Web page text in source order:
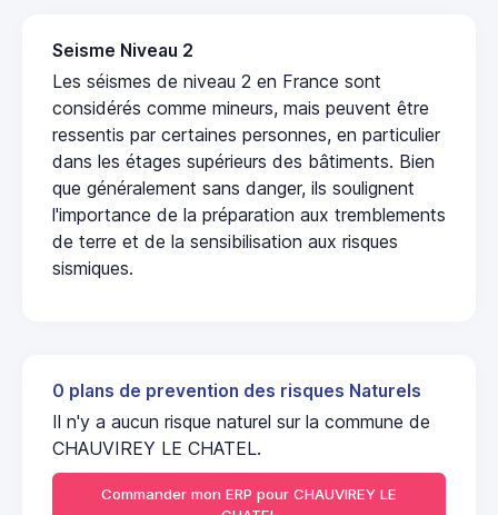
Seisme Niveau 2
Les séismes de niveau 2 en France sont
considérés comme mineurs, mais peuvent être
ressentis par certaines personnes, en particulier
dans les étages supérieurs des bâtiments. Bien
que généralement sans danger, ils soulignent
l'importance de la préparation aux tremblements
de terre et de la sensibilisation aux risques
sismiques.
0 plans de prevention des risques Naturels
Il n'y a aucun risque naturel sur la commune de
CHAUVIREY LE CHATEL.
Commander mon ERP pour CHAUVIREY LE